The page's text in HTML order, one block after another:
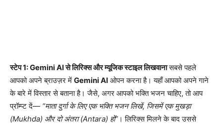
स्टेप 1: Gemini AI से लिरिक्स और म्यूजिक स्टाइल लिखवानासबसे पहले
आपको अपने ब्राउज़र में Gemini AI ओपन करना है। यहाँ आपको अपने गाने
के बारे में विस्तार से बताना है। जैसे, अगर आपको भक्ति भजन चाहिए, तो आप
प्रॉम्प्ट दें— “माता दुर्गा के लिए एक भक्ति भजन लिखें, जिसमें एक मुखड़ा
(Mukhda) और दो अंतरा (Antara) हों”‌ । लिरिक्स मिलने के बाद उससे